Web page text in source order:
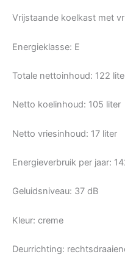
Vrijstaande koelkast met
Energieklasse: E
Totale nettoinhoud: 122
Netto koelinhoud: 105 liter
Netto vriesinhoud: 17 liter
Energieverbruik per jaar:
Geluidsniveau: 37 dB
Kleur: creme
Deurrichting: